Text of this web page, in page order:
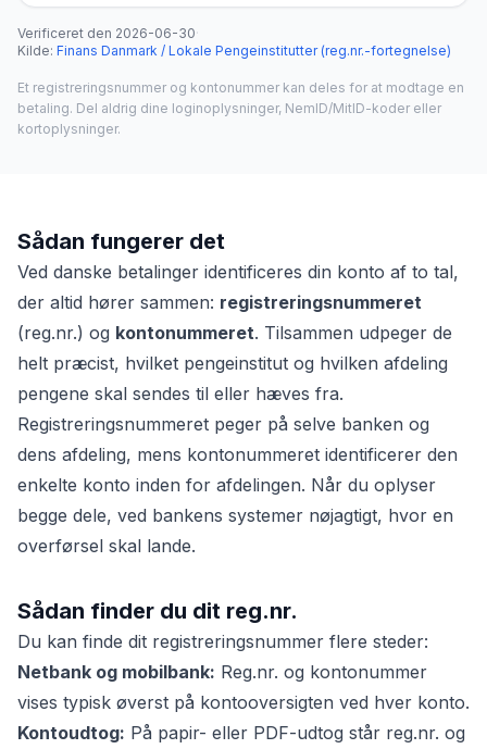
Verificeret den 2026-06-30·
Kilde: Finans Danmark / Lokale Pengeinstitutter (reg.nr.-fortegnelse)
Et registreringsnummer og kontonummer kan deles for at modtage en
betaling. Del aldrig dine loginoplysninger, NemID/MitID-koder eller
kortoplysninger.
Sådan fungerer det
Ved danske betalinger identificeres din konto af to tal,
der altid hører sammen: registreringsnummeret
(reg.nr.) og kontonummeret. Tilsammen udpeger de
helt præcist, hvilket pengeinstitut og hvilken afdeling
pengene skal sendes til eller hæves fra.
Registreringsnummeret peger på selve banken og
dens afdeling, mens kontonummeret identificerer den
enkelte konto inden for afdelingen. Når du oplyser
begge dele, ved bankens systemer nøjagtigt, hvor en
overførsel skal lande.
Sådan finder du dit reg.nr.
Du kan finde dit registreringsnummer flere steder:
Netbank og mobilbank: Reg.nr. og kontonummer
vises typisk øverst på kontooversigten ved hver konto.
Kontoudtog: På papir- eller PDF-udtog står reg.nr. og